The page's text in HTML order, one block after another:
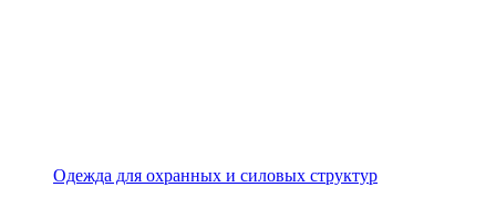
Одежда для охранных и силовых структур